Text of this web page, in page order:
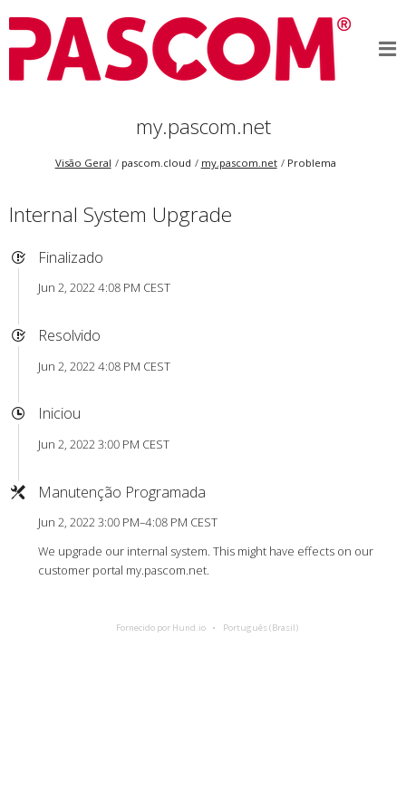
my.pascom.net
Visão Geral pascom.cloud my.pascom.net Problema
Internal System Upgrade
Finalizado
Jun 2, 2022 4:08 PM CEST
Resolvido
Jun 2, 2022 4:08 PM CEST
Iniciou
Jun 2, 2022 3:00 PM CEST
Manutenção Programada
Jun 2, 2022 3:00 PM–4:08 PM CEST
We upgrade our internal system. This might have effects on our
customer portal my.pascom.net.
Fornecido por Hund.io Português (Brasil)